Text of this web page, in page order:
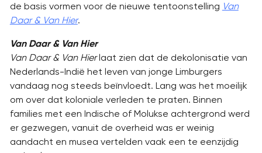
de basis vormen voor de nieuwe tentoonstelling Van
Daar & Van Hier.
Van Daar & Van Hier
Van Daar & Van Hierlaat zien dat de dekolonisatie van
Nederlands-Indië het leven van jonge Limburgers
vandaag nog steeds beïnvloedt. Lang was het moeilijk
om over dat koloniale verleden te praten. Binnen
families met een Indische of Molukse achtergrond werd
er gezwegen, vanuit de overheid was er weinig
aandacht en musea vertelden vaak een te eenzijdig